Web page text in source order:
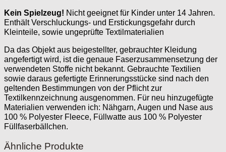
Kein Spielzeug! Nicht geeignet für Kinder unter 14 Jahren.
Enthält Verschluckungs- und Erstickungsgefahr durch
Kleinteile, sowie ungeprüfte Textilmaterialien
Da das Objekt aus beigestellter, gebrauchter Kleidung
angefertigt wird, ist die genaue Faserzusammensetzung der
verwendeten Stoffe nicht bekannt. Gebrauchte Textilien
sowie daraus gefertigte Erinnerungsstücke sind nach den
geltenden Bestimmungen von der Pflicht zur
Textilkennzeichnung ausgenommen. Für neu hinzugefügte
Materialien verwenden ich: Nähgarn, Augen und Nase aus
100 % Polyester Fleece, Füllwatte aus 100 % Polyester
Füllfaserbällchen.
Ähnliche Produkte